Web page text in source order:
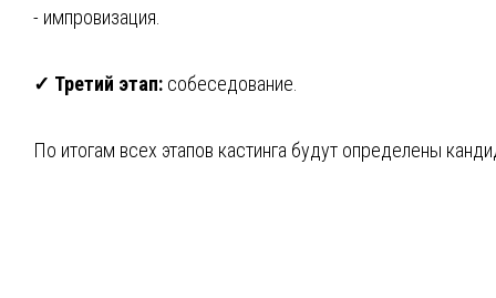
- импровизация.
✓ Третий этап: собеседование.
По итогам всех этапов кастинга будут определены